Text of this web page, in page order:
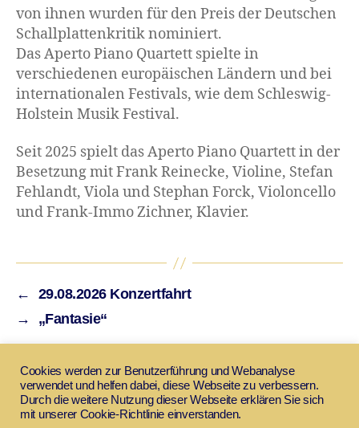
von ihnen wurden für den Preis der Deutschen
Schallplattenkritik nominiert.
Das Aperto Piano Quartett spielte in
verschiedenen europäischen Ländern und bei
internationalen Festivals, wie dem Schleswig-
Holstein Musik Festival.
Seit 2025 spielt das Aperto Piano Quartett in der
Besetzung mit Frank Reinecke, Violine, Stefan
Fehlandt, Viola und Stephan Forck, Violoncello
und Frank-Immo Zichner, Klavier.
←
29.08.2026 Konzertfahrt
→
„Fantasie“
Cookies werden zur Benutzerführung und Webanalyse
verwendet und helfen dabei, diese Webseite zu verbessern.
Durch die weitere Nutzung dieser Webseite erklären Sie sich
mit unserer Cookie-Richtlinie einverstanden.